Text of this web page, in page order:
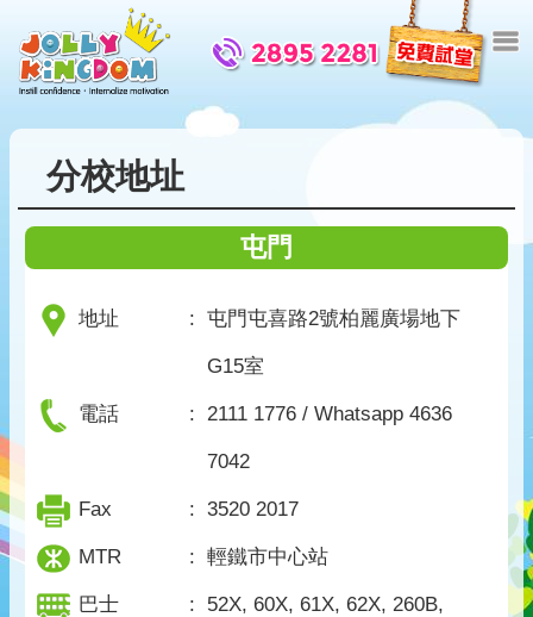
分校地址
屯門
地址 : 屯門屯喜路2號柏麗廣場地下
G15室
電話 : 2111 1776 / Whatsapp 4636
7042
Fax : 3520 2017
MTR : 輕鐵市中心站
巴士 : 52X, 60X, 61X, 62X, 260B,